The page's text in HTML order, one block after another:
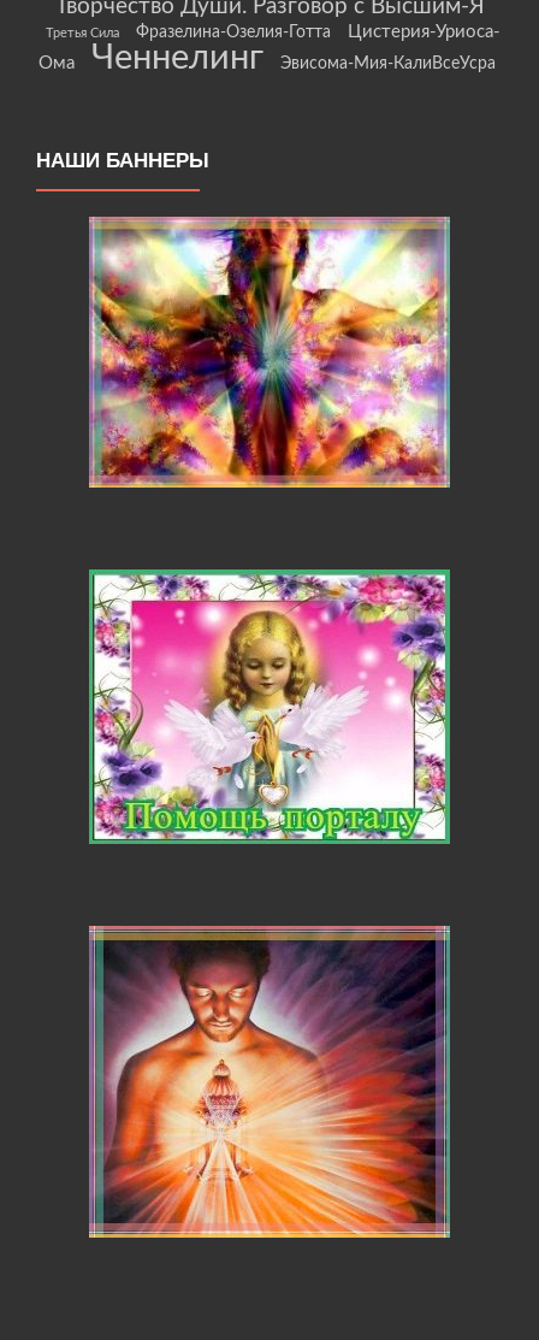
Творчество Души. Разговор с Высшим-Я
Третья Сила Фразелина-Озелия-Готта
Цистерия-Уриоса-
Ома
Ченнелинг Эвисома-Мия-КалиВсеУсра
НАШИ БАННЕРЫ